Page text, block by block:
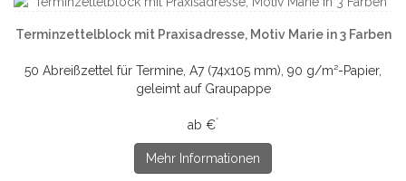
Terminzettelblock mit Praxisadresse, Motiv Marie in 3 Farben
50 Abreißzettel für Termine, A7 (74x105 mm), 90 g/m²-Papier,
geleimt auf Graupappe
ab €*
Mehr Informationen